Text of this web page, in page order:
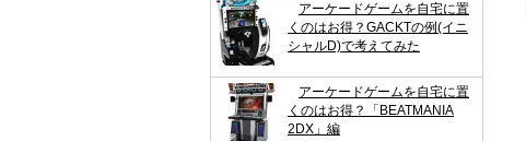
アーケードゲームを自宅に置
くのはお得？GACKTの例(イニ
シャルD)で考えてみた
アーケードゲームを自宅に置
くのはお得？「BEATMANIA
2DX」編